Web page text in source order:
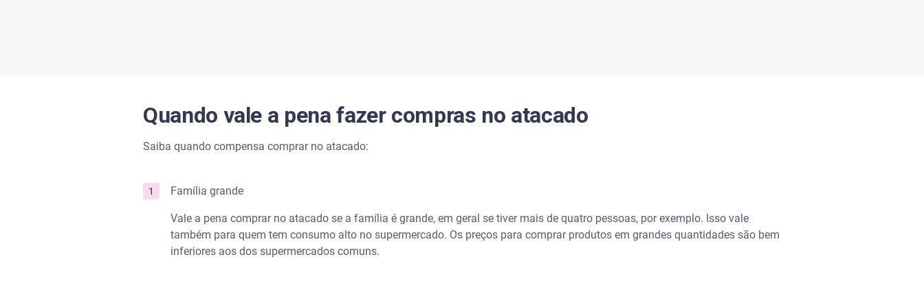
Quando vale a pena fazer compras no atacado
Saiba quando compensa comprar no atacado:
Família grande
Vale a pena comprar no atacado se a família é grande, em geral se tiver mais de quatro pessoas, por exemplo. Isso vale
também para quem tem consumo alto no supermercado. Os preços para comprar produtos em grandes quantidades são bem
inferiores aos dos supermercados comuns.